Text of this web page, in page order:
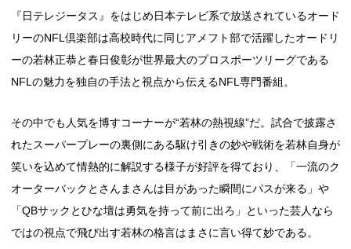
『日テレジータス』をはじめ日本テレビ系で放送されているオード
リーのNFL倶楽部は高校時代に同じアメフト部で活躍したオードリ
ーの若林正恭と春日俊彰が世界最大のプロスポーツリーグである
NFLの魅力を独自の手法と視点から伝えるNFL専門番組。
その中でも人気を博すコーナーが“若林の熱視線”だ。試合で披露さ
れたスーパープレーの裏側にある駆け引きの妙や戦術を若林自身が
笑いを込めて情熱的に解説する様子が好評を得ており、「一流のク
オーターバックとさんまさんは目があった瞬間にパスが来る」や
「QBサックとひな壇は勇気を持って前に出ろ」といった芸人なら
ではの視点で飛び出す若林の格言はまさに言い得て妙である。